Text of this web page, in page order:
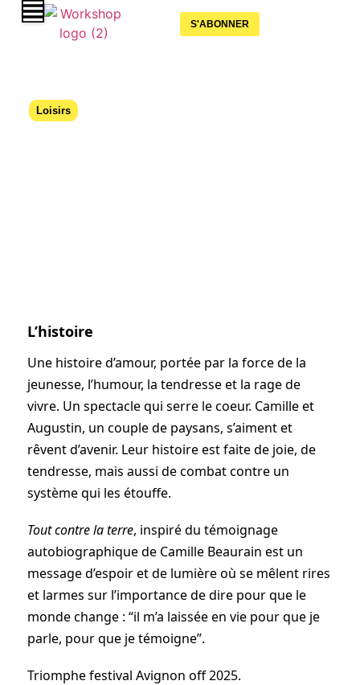
S'ABONNER
Loisirs
L’histoire
Une histoire d’amour, portée par la force de la
jeunesse, l’humour, la tendresse et la rage de
vivre. Un spectacle qui serre le coeur. Camille et
Augustin, un couple de paysans, s’aiment et
rêvent d’avenir. Leur histoire est faite de joie, de
tendresse, mais aussi de combat contre un
système qui les étouffe.
Tout contre la terre, inspiré du témoignage
autobiographique de Camille Beaurain est un
message d’espoir et de lumière où se mêlent rires
et larmes sur l’importance de dire pour que le
monde change : “il m’a laissée en vie pour que je
parle, pour que je témoigne”.
Triomphe festival Avignon off 2025.